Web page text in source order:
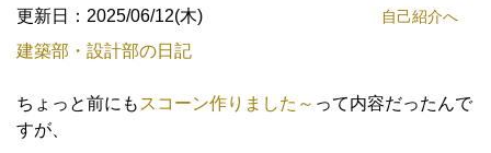
自己紹介へ
更新日：2025/06/12(木)
建築部・設計部の日記
ちょっと前にも スコーン作りました～ って内容だったんで
すが、